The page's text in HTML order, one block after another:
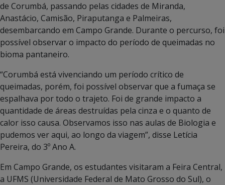
de Corumbá, passando pelas cidades de Miranda,
Anastácio, Camisão, Piraputanga e Palmeiras,
desembarcando em Campo Grande. Durante o percurso, foi
possível observar o impacto do período de queimadas no
bioma pantaneiro.
“Corumbá está vivenciando um período crítico de
queimadas, porém, foi possível observar que a fumaça se
espalhava por todo o trajeto. Foi de grande impacto a
quantidade de áreas destruídas pela cinza e o quanto de
calor isso causa. Observamos isso nas aulas de Biologia e
pudemos ver aqui, ao longo da viagem”, disse Letícia
Pereira, do 3º Ano A.
Em Campo Grande, os estudantes visitaram a Feira Central,
a UFMS (Universidade Federal de Mato Grosso do Sul), o